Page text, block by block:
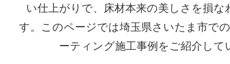
い仕上がりで、床材本来の美しさを損な
す。このページでは埼玉県さいたま市で
ーティング施工事例をご紹介して